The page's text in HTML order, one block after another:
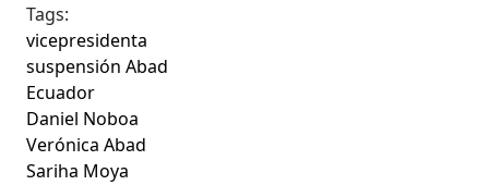
Tags:
vicepresidenta
suspensión Abad
Ecuador
Daniel Noboa
Verónica Abad
Sariha Moya